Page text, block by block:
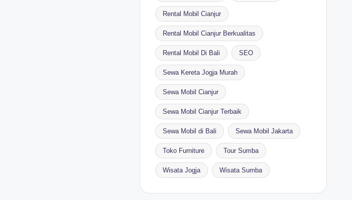
Rental Mobil Cianjur
Rental Mobil Cianjur Berkualitas
Rental Mobil Di Bali SEO
Sewa Kereta Jogja Murah
Sewa Mobil Cianjur
Sewa Mobil Cianjur Terbaik
Sewa Mobil di Bali Sewa Mobil Jakarta
Toko Furniture Tour Sumba
Wisata Jogja Wisata Sumba